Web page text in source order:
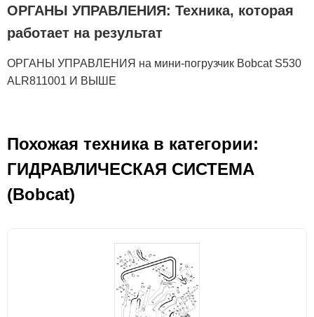
ОРГАНЫ УПРАВЛЕНИЯ: Техника, которая
работает на результат
ОРГАНЫ УПРАВЛЕНИЯ на мини-погрузчик Bobcat S530
ALR811001 И ВЫШЕ
Похожая техника в категории:
ГИДРАВЛИЧЕСКАЯ СИСТЕМА
(Bobcat)